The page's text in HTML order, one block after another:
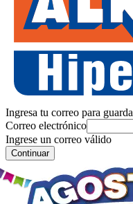
Ingresa tu correo para
Correo electrónico
Ingrese un correo válido
Continuar